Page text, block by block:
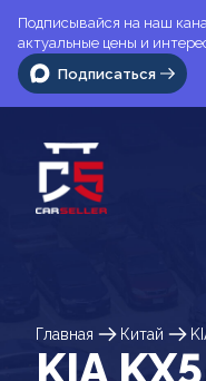
Подписывайся на наш
актуальные цены и
Подписаться
Главная Китай
KIA